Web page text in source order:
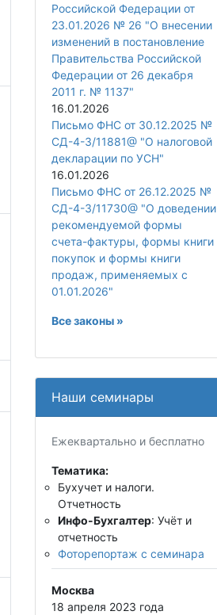
Российской Федерации от
23.01.2026 № 26 "О внесении
изменений в постановление
Правительства Российской
Федерации от 26 декабря
2011 г. № 1137"
16.01.2026
Письмо ФНС от 30.12.2025 №
СД-4-3/11881@ "О налоговой
декларации по УСН"
16.01.2026
Письмо ФНС от 26.12.2025 №
СД-4-3/11730@ "О доведении
рекомендуемой формы
счета-фактуры, формы книги
покупок и формы книги
продаж, применяемых с
01.01.2026"
Все законы »
Наши семинары
Ежеквартально и бесплатно
Тематика:
Бухучет и налоги.
Отчетность
Инфо-Бухгалтер: Учёт и
отчетность
Фоторепортаж с семинара
Москва
18 апреля 2023 года